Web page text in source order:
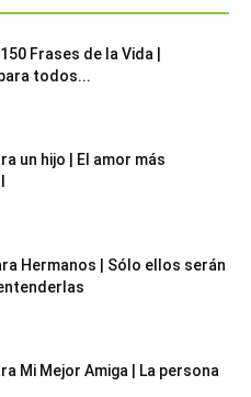
Frases de la Vida |
todos...
un hijo | El amor más
Hermanos | Sólo ellos serán
Mi Mejor Amiga | La persona